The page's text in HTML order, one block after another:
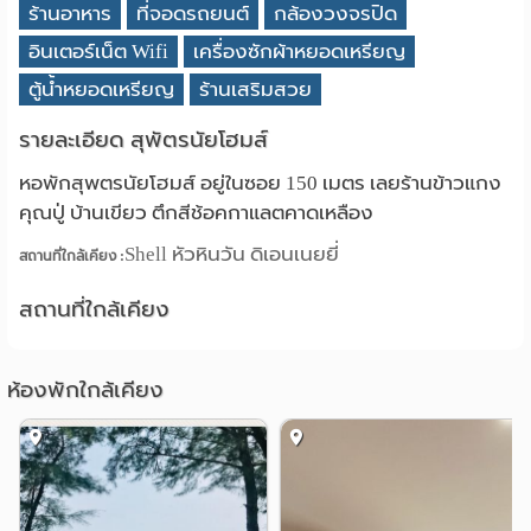
ร้านอาหาร ที่จอดรถยนต์
กล้องวงจรปิด
อินเตอร์เน็ต Wifi
เครื่องซักผ้าหยอดเหรียญ
ตู้น้ำหยอดเหรียญ
ร้านเสริมสวย
รายละเอียด สุพัตรนัยโฮมส์
หอพักสุพตรนัยโฮมส์ อยู่ในซอย 150 เมตร เลยร้านข้าวแกง
คุณปู่ บ้านเขียว ตึกสีช้อคกาแลตคาดเหลือง
สถานที่ใกล้เคียง :Shell หัวหินวัน ดิเอนเนยยี่
สถานที่ใกล้เคียง
ห้องพักใกล้เคียง